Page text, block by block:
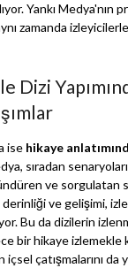
Yankı Medya'nın
zamanda
Dizi
ise hikaye
sıradan
ve sorgulatan
ve gelişimi,
Bu da dizilerin
bir hikaye izlemekle
çatışmalarını da